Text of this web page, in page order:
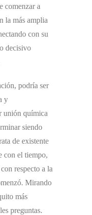
comenzar a
la más amplia
con su
decisivo
podría ser
y
unión química
siendo
de existente
con el tiempo,
respecto a la
Mirando
más
preguntas.